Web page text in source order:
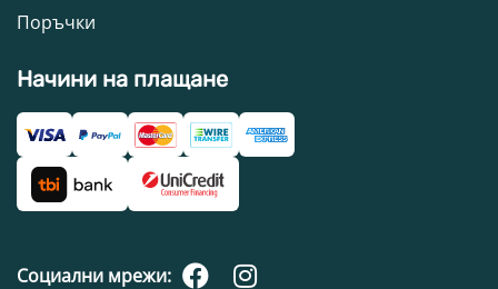
Поръчки
Начини на плащане
Социални мрежи: